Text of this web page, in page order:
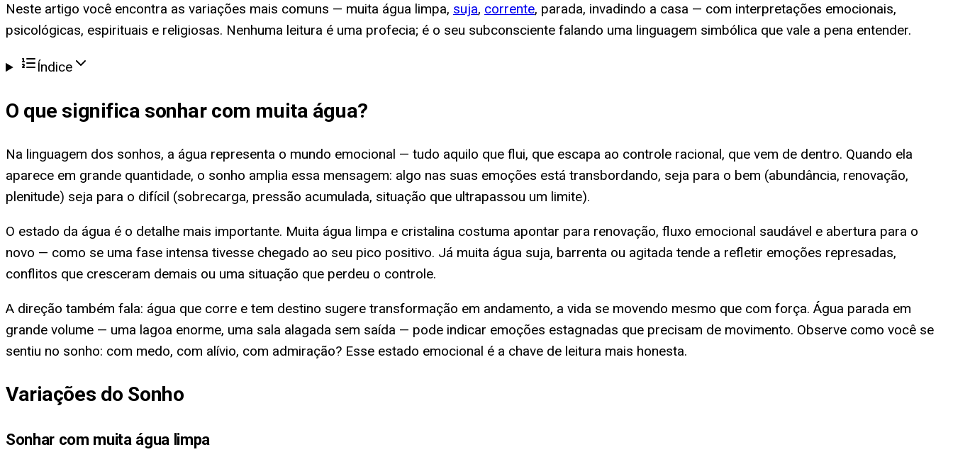
Neste artigo você encontra as variações mais comuns — muita água limpa, suja, corrente, parada, invadindo a casa — com interpretações emocionais,
psicológicas, espirituais e religiosas. Nenhuma leitura é uma profecia; é o seu subconsciente falando uma linguagem simbólica que vale a pena entender.
Índice
O que significa sonhar com muita água?
Na linguagem dos sonhos, a água representa o mundo emocional — tudo aquilo que flui, que escapa ao controle racional, que vem de dentro. Quando ela
aparece em grande quantidade, o sonho amplia essa mensagem: algo nas suas emoções está transbordando, seja para o bem (abundância, renovação,
plenitude) seja para o difícil (sobrecarga, pressão acumulada, situação que ultrapassou um limite).
O estado da água é o detalhe mais importante. Muita água limpa e cristalina costuma apontar para renovação, fluxo emocional saudável e abertura para o
novo — como se uma fase intensa tivesse chegado ao seu pico positivo. Já muita água suja, barrenta ou agitada tende a refletir emoções represadas,
conflitos que cresceram demais ou uma situação que perdeu o controle.
A direção também fala: água que corre e tem destino sugere transformação em andamento, a vida se movendo mesmo que com força. Água parada em
grande volume — uma lagoa enorme, uma sala alagada sem saída — pode indicar emoções estagnadas que precisam de movimento. Observe como você se
sentiu no sonho: com medo, com alívio, com admiração? Esse estado emocional é a chave de leitura mais honesta.
Variações do Sonho
Sonhar com muita água limpa